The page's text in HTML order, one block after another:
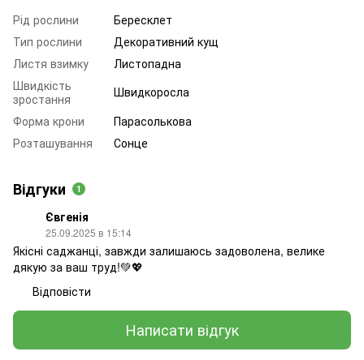
Рід рослини
Бересклет
Тип рослини
Декоративний кущ
Листя взимку
Листопадна
Швидкість
зростання
Швидкоросла
Форма крони
Парасолькова
Розташування
Сонце
Відгуки 1
Євгенія
25.09.2025 в 15:14
Якісні саджанці, завжди залишаюсь задоволена, велике
дякую за ваш труд!💚💖
Відповісти
Написати відгук